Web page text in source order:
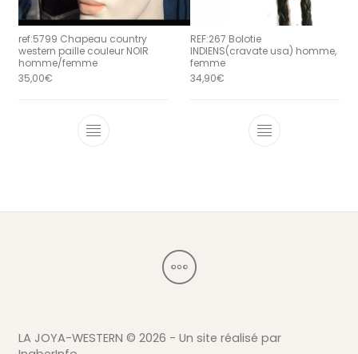
ref:5799 Chapeau country
western paille couleur NOIR
homme/femme
35,00€
Ce produit a plusieurs variations.
REF:267 Bolotie
INDIENS(cravate usa) homme,
femme
34,90€
LA JOYA-WESTERN © 2026 - Un site réalisé par